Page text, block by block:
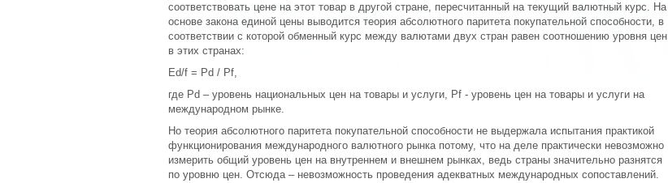
соответствовать цене на этот товар в другой стране, пересчитанный на текущий валютный курс. На
основе закона единой цены выводится теория абсолютного паритета покупательной способности, в
соответствии с которой обменный курс между валютами двух стран равен соотношению уровня цен
в этих странах:
Ed/f = Pd / Pf,
где Pd – уровень национальных цен на товары и услуги, Pf - уровень цен на товары и услуги на
международном рынке.
Но теория абсолютного паритета покупательной способности не выдержала испытания практикой
функционирования международного валютного рынка потому, что на деле практически невозможно
измерить общий уровень цен на внутреннем и внешнем рынках, ведь страны значительно разнятся
по уровню цен. Отсюда – невозможность проведения адекватных международных сопоставлений.